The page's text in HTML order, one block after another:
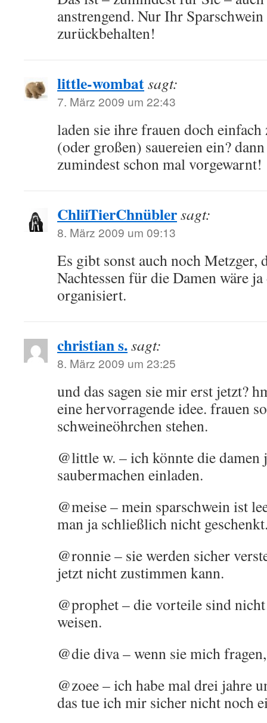
anstrengend. Nur Ihr
zurückbehalten!
little-wombatsagt:
7. März 2009 um 22:43
laden sie ihre frauen doch
(oder großen) sauereien ein?
zumindest schon mal vorgewarnt!
ChliiTierChnüblersagt:
8. März 2009 um 09:13
Es gibt sonst auch noch Metzger,
Nachtessen für die Damen wäre
organisiert.
christian s.sagt:
8. März 2009 um 23:25
und das sagen sie mir erst jetzt?
eine hervorragende idee. frauen
schweineöhrchen stehen.
@little w. – ich könnte die damen
saubermachen einladen.
@meise – mein sparschwein ist
man ja schließlich nicht
@ronnie – sie werden sicher
jetzt nicht zustimmen kann.
@prophet – die vorteile sind
weisen.
@die diva – wenn sie mich
@zoee – ich habe mal drei jahre
das tue ich mir sicher nicht noch